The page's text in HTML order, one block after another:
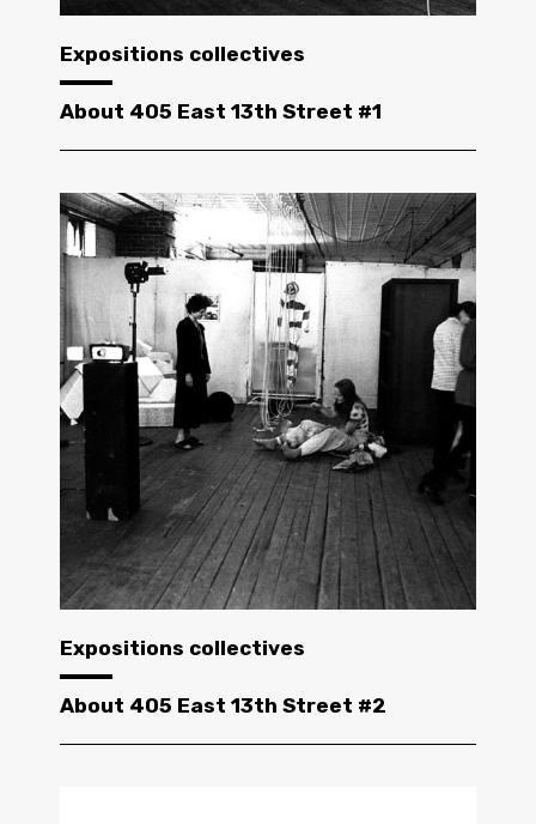
Expositions collectives
About 405 East 13th Street #1
Expositions collectives
About 405 East 13th Street #2